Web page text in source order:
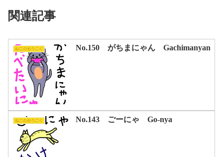
関連記事
ねこのおうこく No.150 がちまにゃん Gachimanyan
ねこのおうこく No.143 ごーにゃ Go-nya